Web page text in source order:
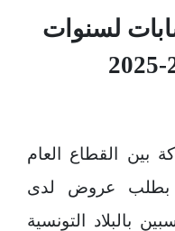
لسنوات
بين القطاع العام
بطلب عروض لدى
بالبلاد التونسية